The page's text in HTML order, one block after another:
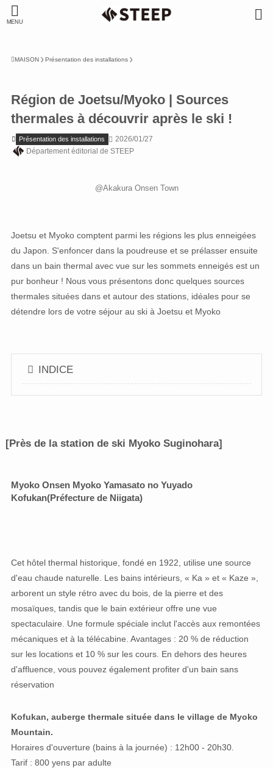
MENU
MAISON Présentation des installations
Région de Joetsu/Myoko | Sources
thermales à découvrir après le ski !
Présentation des installations
2026/01/27
Département éditorial de STEEP
@Akakura Onsen Town
Joetsu et Myoko comptent parmi les régions les plus enneigées
du Japon. S'enfoncer dans la poudreuse et se prélasser ensuite
dans un bain thermal avec vue sur les sommets enneigés est un
pur bonheur ! Nous vous présentons donc quelques sources
thermales situées dans et autour des stations, idéales pour se
détendre lors de votre séjour au ski à Joetsu et Myoko
INDICE
[Près de la station de ski Myoko Suginohara]
Myoko Onsen Myoko Yamasato no Yuyado
Kofukan(Préfecture de Niigata)
Cet hôtel thermal historique, fondé en 1922, utilise une source
d'eau chaude naturelle. Les bains intérieurs, « Ka » et « Kaze »,
arborent un style rétro avec du bois, de la pierre et des
mosaïques, tandis que le bain extérieur offre une vue
spectaculaire. Une formule spéciale inclut l'accès aux remontées
mécaniques et à la télécabine. Avantages : 20 % de réduction
sur les locations et 10 % sur les cours. En dehors des heures
d'affluence, vous pouvez également profiter d'un bain sans
réservation
Kofukan, auberge thermale située dans le village de Myoko
Mountain.
Horaires d'ouverture (bains à la journée) : 12h00 - 20h30.
Tarif : 800 yens par adulte